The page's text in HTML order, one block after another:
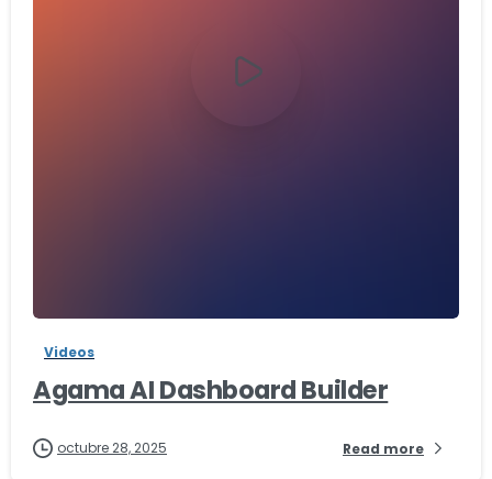
Videos
Agama AI Dashboard Builder
octubre 28, 2025 Read more